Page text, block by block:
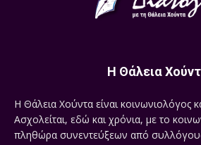
Η Θάλεια
Η Θάλεια Χούντα είναι κοινωνιολόγος
Ασχολείται, εδώ και χρόνια, με το
πληθώρα συνεντεύξεων από συλλόγους